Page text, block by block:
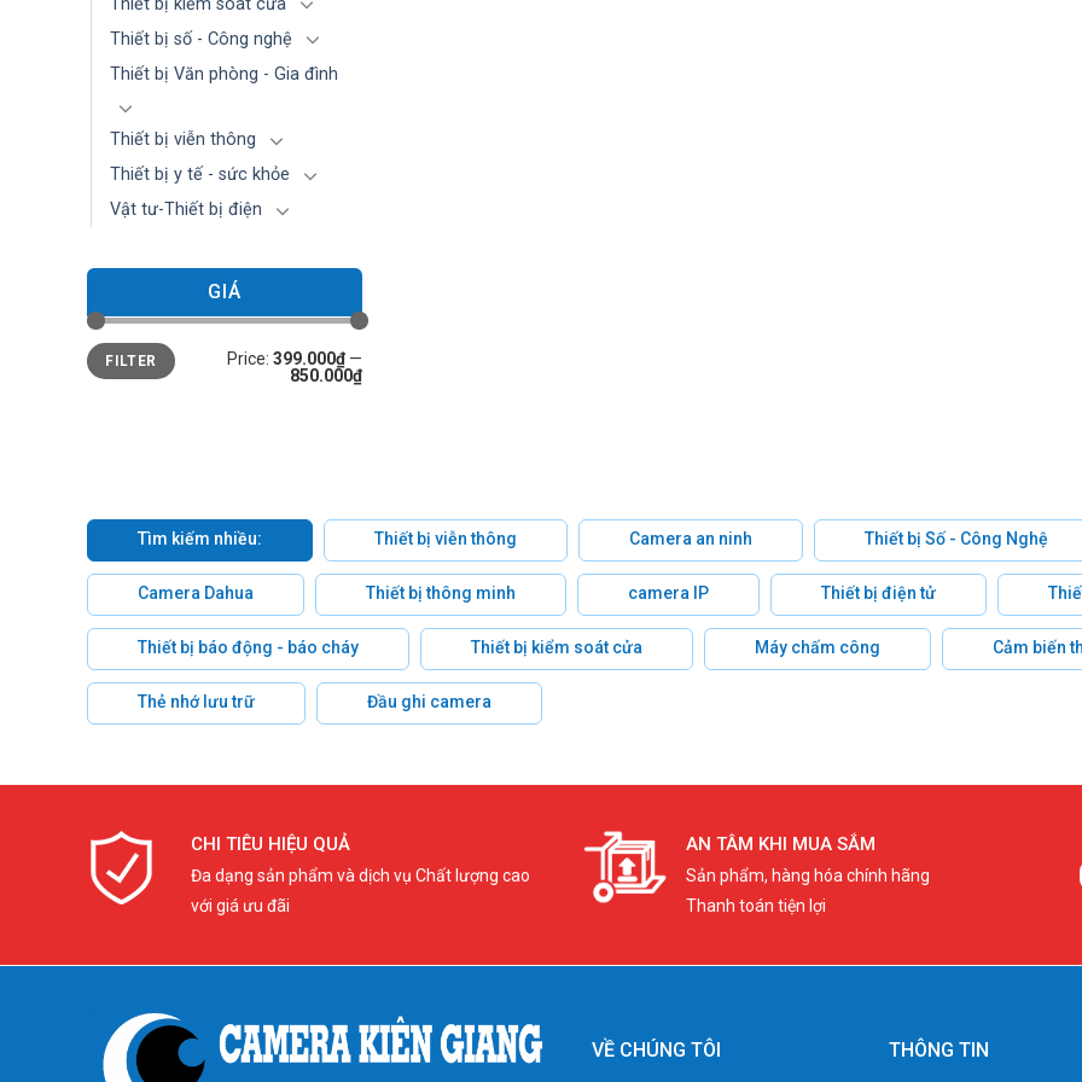
Thiết bị số - Công nghệ
Thiết bị Văn phòng - Gia đình
Thiết bị viễn thông
Thiết bị y tế - sức khỏe
Vật tư-Thiết bị điện
GIÁ
Min
price
Max
priceFILTER Price:399.000₫ —
850.000₫
Tìm kiếm nhiều: Thiết bị viễn thông Camera an ninh Thiết bị Số - Công Nghệ
Camera Dahua Thiết bị thông minh camera IP Thiết bị điện tử
Thiết bị báo động - báo cháy Thiết bị kiểm soát cửa Máy chấm công Cảm biến
Thẻ nhớ lưu trữ Đầu ghi camera
CHI TIÊU HIỆU QUẢ
Đa dạng sản phẩm và dịch vụ Chất lượng cao
với giá ưu đãi
AN TÂM KHI MUA SẮM
Sản phẩm, hàng hóa chính hãng
Thanh toán tiện lợi
VỀ CHÚNG TÔI THÔNG TIN